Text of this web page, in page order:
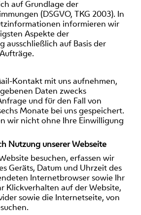
auf Grundlage der
(DSGVO, TKG 2003). In
informieren wir
Aspekte der
ausschließlich auf Basis der
Kontakt mit uns aufnehmen,
Daten zwecks
und für den Fall von
Monate bei uns gespeichert.
wir nicht ohne Ihre Einwilligung
Nutzung unserer Webseite
besuchen, erfassen wir
Geräts, Datum und Uhrzeit des
Internetbrowser sowie Ihr
Klickverhalten auf der Website,
sowie die Internetseite, von